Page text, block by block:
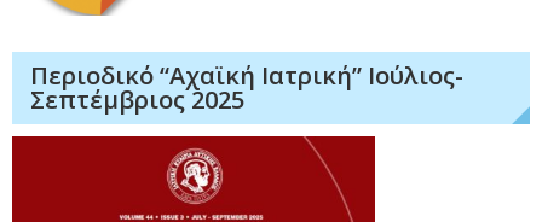
Περιοδικό “Αχαϊκή Ιατρική” Ιούλιος-
Σεπτέμβριος 2025